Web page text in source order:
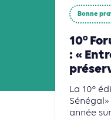
Bonne
10°
: «
La 10°
année